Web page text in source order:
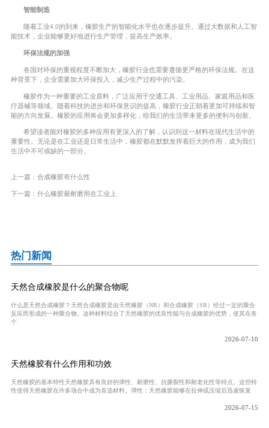
智能制造
随着工业4.0的到来，橡胶生产的智能化水平也在逐步提升。通过大数据和人工智
能技术，企业能够更好地进行生产管理，提高生产效率。
环保法规的加强
各国对环保的重视程度不断加大，橡胶行业也需要遵循更严格的环保法规。在这
种背景下，企业需要加大环保投入，减少生产过程中的污染。
橡胶作为一种重要的工业原料，广泛应用于交通工具、工业用品、家庭用品和医
疗器械等领域。随着科技的进步和环保意识的提高，橡胶行业正朝着更加可持续和智
能的方向发展。橡胶的应用将会更加多样化，给我们的生活带来更多的便利与创新。
希望读者能对橡胶的多种应用有更深入的了解，认识到这一材料在现代生活中的
重要性。无论是在工业还是日常生活中，橡胶都在默默发挥着巨大的作用，成为我们
生活中不可或缺的一部分。
上一篇： 合成橡胶有什么性
下一篇： 什么橡胶最耐磨用在工业上
热门新闻
天然合成橡胶是什么的聚合物呢
什么是天然合成橡胶？天然合成橡胶是由天然橡胶（NR）和合成橡胶（SR）经过一定的聚合
反应而形成的一种聚合物。这种材料结合了天然橡胶的优良性能与合成橡胶的优势，使其在各
个
2026-07-10
天然橡胶有什么作用和功效
天然橡胶的基本特性天然橡胶具有良好的弹性、耐磨性、抗撕裂性和耐老化性等特点。这些特
性使得天然橡胶在许多场合中成为首选材料。弹性：天然橡胶能够在拉伸或压缩后迅速恢复
2026-07-15